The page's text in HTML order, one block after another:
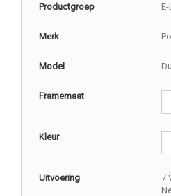
Productgroep
Merk
Model
Framemaat
Kleur
Uitvoering
7